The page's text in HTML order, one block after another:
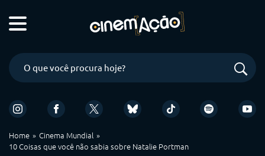
Home
Cinema Mundial
10 Coisas que você não sabia sobre Natalie Portman